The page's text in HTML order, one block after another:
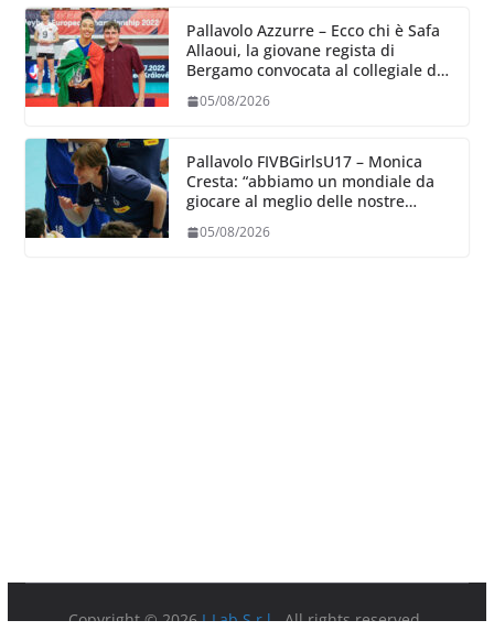
Pallavolo Azzurre – Ecco chi è Safa
Allaoui, la giovane regista di
Bergamo convocata al collegiale di
05/08/2026
Pallavolo FIVBGirlsU17 – Monica
Cresta: “abbiamo un mondiale da
giocare al meglio delle nostre
05/08/2026
Copyright © 2026I-Lab S.r.l.. All rights reserved.